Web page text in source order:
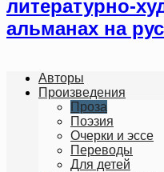
литературно-
альманах на
Авторы
Произведения
Проза
Поэзия
Очерки и эссе
Переводы
Для детей